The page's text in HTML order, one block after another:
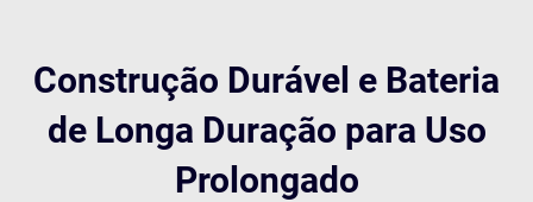
Construção Durável e Bateria
de Longa Duração para Uso
Prolongado